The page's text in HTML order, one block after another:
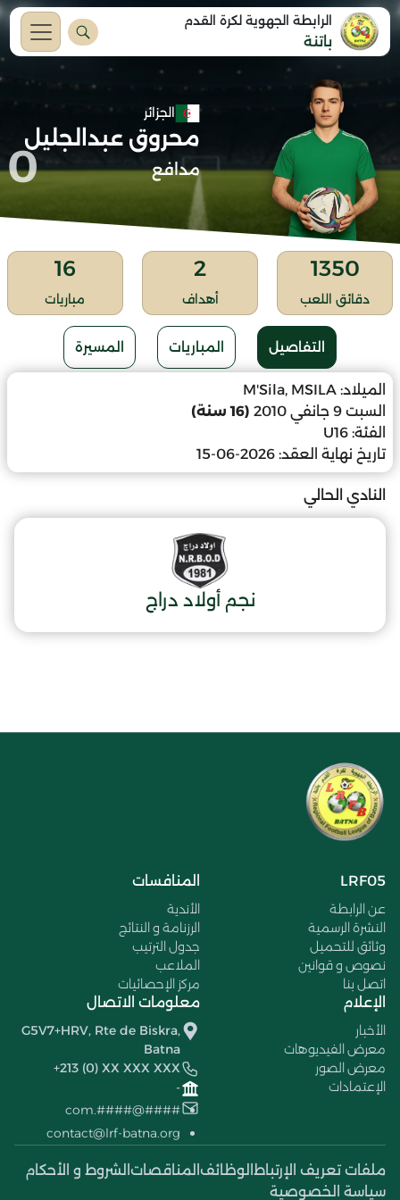
الرابطة الجهوية لكرة القدم
باتنة
الجزائر
محروق عبدالجليل
مدافع 0
1350
دقائق اللعب
2
أهداف
16
مباريات
التفاصيل المباريات المسيرة
الميلاد: M'Sila, MSILA
السبت 9 جانفي 2010
(16 سنة)
الفئة: U16
تاريخ نهاية العقد: 2026-06-15
النادي الحالي
نجم أولاد دراج
LRF05
عن الرابطة
النشرة الرسمية
وثائق للتحميل
نصوص و قوانين
اتصل بنا
المنافسات
الأندية
الرزنامة و النتائج
جدول الترتيب
الملاعب
مركز الإحصائيات
الإعلام
الأخبار
معرض الفيديوهات
معرض الصور
الإعتمادات
معلومات الاتصال
G5V7+HRV, Rte de Biskra,
Batna
+213 (0) XX XXX XXX
-
####@####.com
contact@lrf-batna.org
ملفات تعريف الإرتباط الوظائف المناقصات الشروط و الأحكام
سياسة الخصوصية